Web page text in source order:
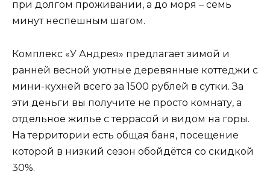
при долгом проживании, а до моря – семь
минут неспешным шагом.
Комплекс «У Андрея» предлагает зимой и
ранней весной уютные деревянные коттеджи с
мини-кухней всего за 1500 рублей в сутки. За
эти деньги вы получите не просто комнату, а
отдельное жилье с террасой и видом на горы.
На территории есть общая баня, посещение
которой в низкий сезон обойдётся со скидкой
30%.